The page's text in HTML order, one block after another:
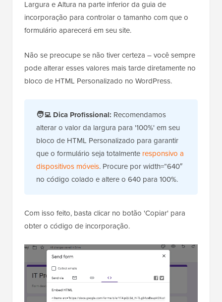
Largura e Altura na parte inferior da guia de
incorporação para controlar o tamanho com que o
formulário aparecerá em seu site.
Não se preocupe se não tiver certeza – você sempre
pode alterar esses valores mais tarde diretamente no
bloco de HTML Personalizado no WordPress.
🧑‍💻 Dica Profissional: Recomendamos
alterar o valor da largura para '100%' em seu
bloco de HTML Personalizado para garantir
que o formulário seja totalmente responsivo a
dispositivos móveis. Procure por width=”640″
no código colado e altere o 640 para 100%.
Com isso feito, basta clicar no botão 'Copiar' para
obter o código de incorporação.